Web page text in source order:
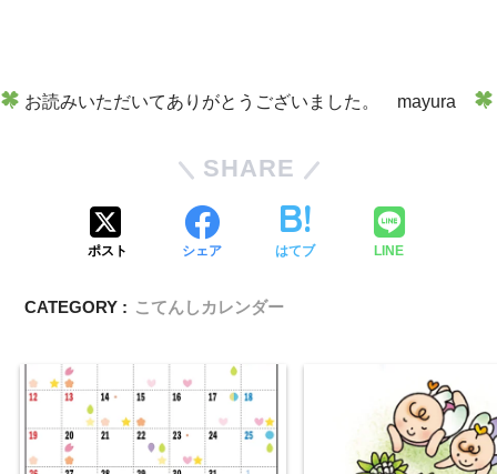
お読みいただいてありがとうございました。 mayura
SHARE
ポスト シェア はてブ LINE
CATEGORY : こてんしカレンダー